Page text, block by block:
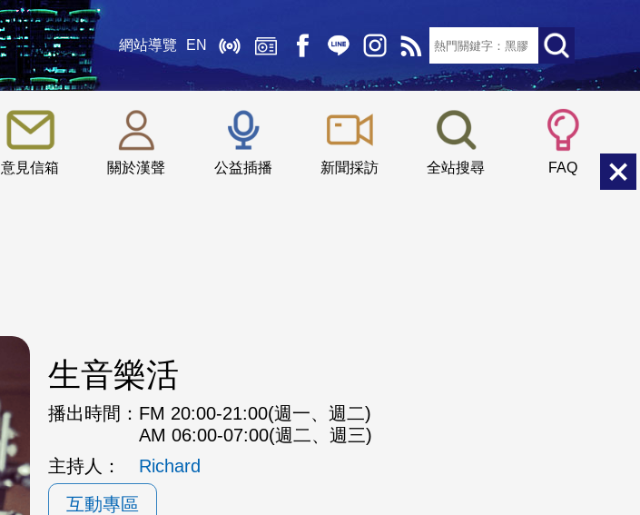
網站導覽 EN
意見信箱 關於漢聲 公益插播 新聞採訪 全站搜尋 FAQ
::: 小 中
生音樂活
播出時間： FM 20:00-21:00(週一、週二)
AM 06:00-07:00(週二、週三)
主持人：
Richard
互動專區